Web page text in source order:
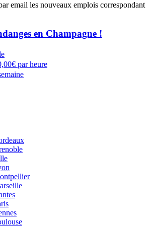
email les nouveaux emplois correspondant
en Champagne !
par heure